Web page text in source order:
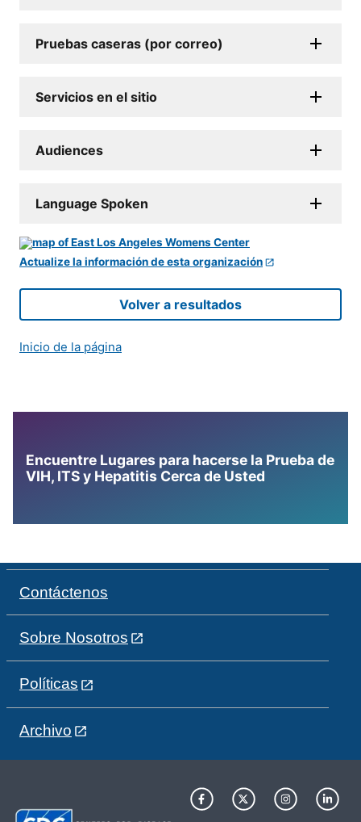
Pruebas caseras (por correo)
Servicios en el sitio
Audiences
Language Spoken
Actualize la información de esta organización
Volver a resultados
Inicio de la página
Encuentre Lugares para hacerse la Prueba de
VIH, ITS y Hepatitis Cerca de Usted
Contáctenos
Sobre Nosotros
Políticas
Archivo